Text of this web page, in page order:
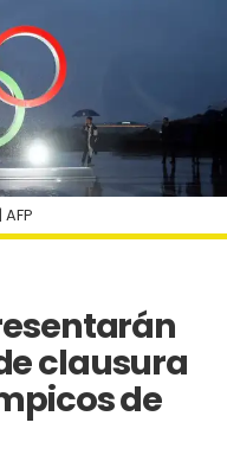
clausura
de
| AFP